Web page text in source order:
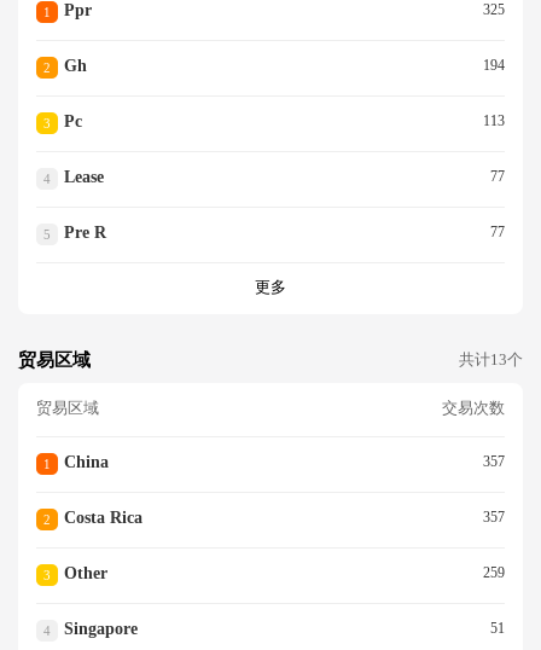
1 Ppr 325
2 Gh 194
3 Pc 113
4 Lease 77
5 Pre R 77
更多
贸易区域 共计13个
贸易区域 交易次数
1 China 357
2 Costa Rica 357
3 Other 259
4 Singapore 51